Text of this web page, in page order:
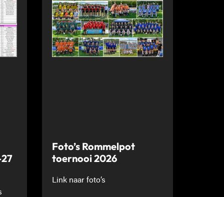
Foto’s Rommelpot
toernooi 2026
Link naar foto’s